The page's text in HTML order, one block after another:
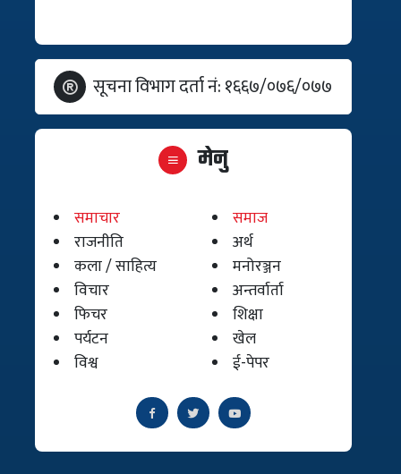
सूचना विभाग दर्ता नं: १६६७/०७६/०७७
मेनु
समाचार
समाज
राजनीति
अर्थ
कला / साहित्य
मनोरञ्जन
विचार
अन्तर्वार्ता
फिचर
शिक्षा
पर्यटन
खेल
विश्व
ई-पेपर